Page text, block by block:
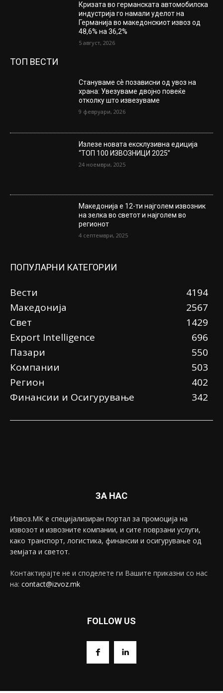
Кризата во германската автомобилска
индустрија го намали уделот на
Германија во македонскиот извоз од
48,6% на 36,2%
5 август, 2026
ТОП ВЕСТИ
Стануваме сè позависни од увоз на
храна: Увезуваме двојно повеќе
отколку што извезуваме
9 февруари, 2026
Излезе новата ексклузивна едиција
“ТОП 100 ИЗВОЗНИЦИ 2025”
24 ноември, 2025
Македонија е 12-ти најголем извозник
на зелка во светот и најголем во
регионот
4 септември, 2025
ПОПУЛАРНИ КАТЕГОРИИ
Вести
4194
Македонија
2567
Свет
1429
Еxport Intelligence
696
Пазари
550
Компании
503
Регион
402
Финансии и Осигурување
342
ЗА НАС
Извоз.МК е специјализиран портал за промоција на
извозот и извозните компании, и сите поврзани услуги,
како транспорт, логистика, финансии и осигурување од
земјата и светот.
Контактирајте не и споделете ги Вашите приказни со нас
на: contact@izvoz.mk
FOLLOW US